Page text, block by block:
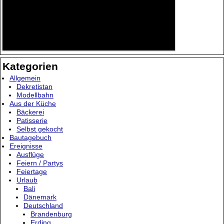
Kategorien
Allgemein
Dekretistan
Modellbahn
Aus der Küche
Bäckerei
Patisserie
Selbst gekocht
Bautagebuch
Ereignisse
Ausflüge
Feiern / Partys
Feiertage
Urlaub
Bali
Dänemark
Deutschland
Brandenburg
Erding